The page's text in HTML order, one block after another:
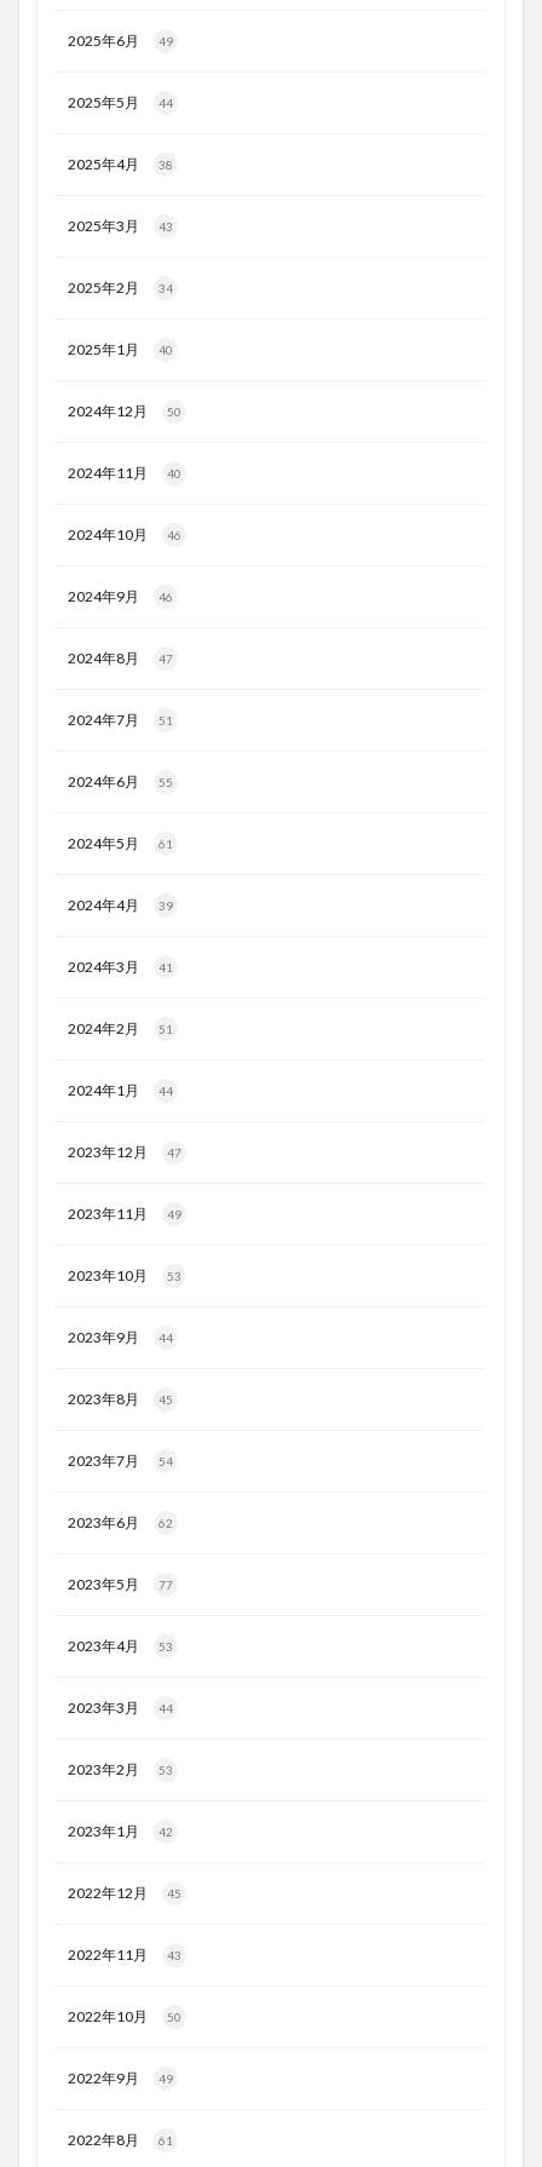
2025年6月 49
2025年5月 44
2025年4月 38
2025年3月 43
2025年2月 34
2025年1月 40
2024年12月 50
2024年11月 40
2024年10月 46
2024年9月 46
2024年8月 47
2024年7月 51
2024年6月 55
2024年5月 61
2024年4月 39
2024年3月 41
2024年2月 51
2024年1月 44
2023年12月 47
2023年11月 49
2023年10月 53
2023年9月 44
2023年8月 45
2023年7月 54
2023年6月 62
2023年5月 77
2023年4月 53
2023年3月 44
2023年2月 53
2023年1月 42
2022年12月 45
2022年11月 43
2022年10月 50
2022年9月 49
2022年8月 61